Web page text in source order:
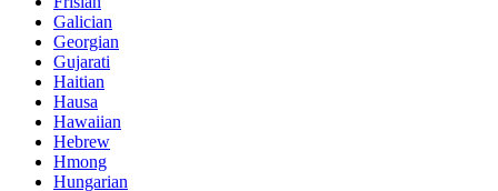
Galician
Georgian
Gujarati
Haitian
Hausa
Hawaiian
Hebrew
Hmong
Hungarian